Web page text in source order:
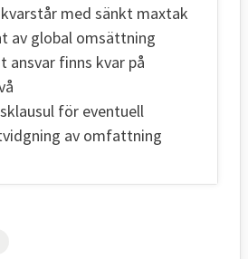
med sänkt maxtak
av global omsättning
ansvar finns kvar på
för eventuell
av omfattning